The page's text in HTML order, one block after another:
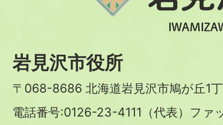
岩見沢市役所
〒068-8686 北海道岩見沢市鳩が丘1
電話番号:0126-23-4111（代表）フ